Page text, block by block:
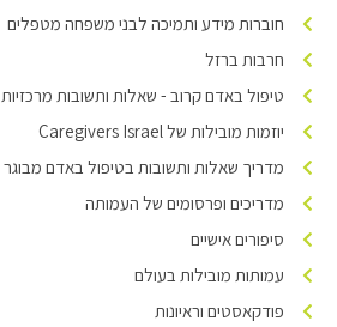
חוברות מידע ותמיכה לבני משפחה מטפלים
חרבות ברזל
טיפול באדם קרוב - שאלות ותשובות מרכזיות
יוזמות מובילות של Caregivers Israel
מדריך שאלות ותשובות בטיפול באדם מבוגר
מדריכים ופרסומים של העמותה
סיפורים אישיים
עמותות מובילות בעולם
פודקאסטים וראיונות